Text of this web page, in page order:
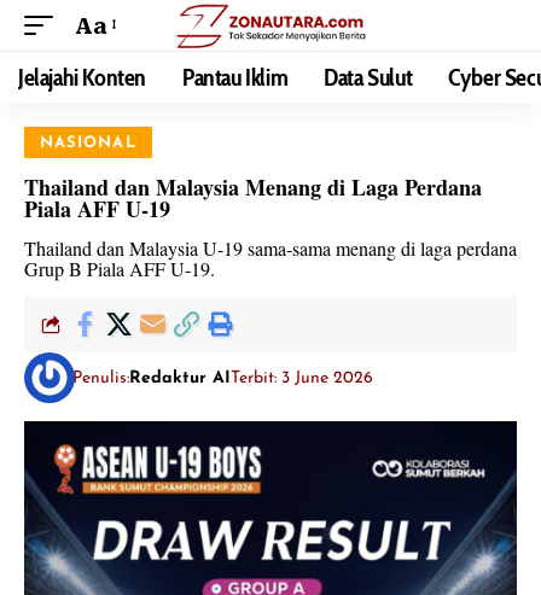
Aa
Jelajahi Konten Pantau Iklim Data Sulut Cyber
NASIONAL
Thailand dan Malaysia Menang di Laga Perdana
Piala AFF U-19
Thailand dan Malaysia U-19 sama-sama menang di laga perdana
Grup B Piala AFF U-19.
Penulis: Redaktur AITerbit: 3 June 2026